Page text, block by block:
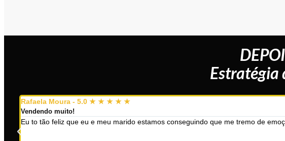
Estratégia
Rafaela Moura - 5.0 ★ ★ ★ ★ ★
Vendendo muito!
Eu to tão feliz que eu e meu marido estamos conseguindo que me tremo de